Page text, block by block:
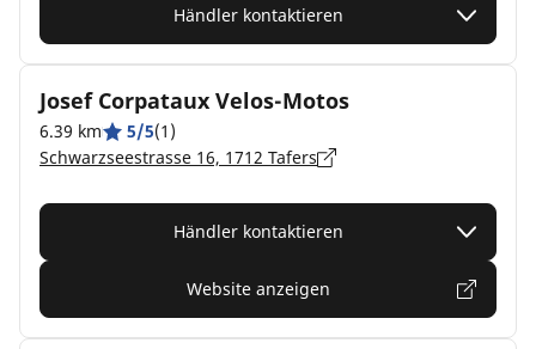
Händler kontaktieren
Josef Corpataux Velos-Motos
6.39 km 5/5(1)
Schwarzseestrasse 16, 1712 Tafers
Händler kontaktieren
Website anzeigen